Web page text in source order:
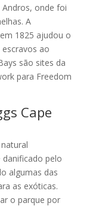
onde foi
A
1825 ajudou o
ao
são sites da
para Freedom
Cape
pelo
algumas das
as exóticas.
o parque por